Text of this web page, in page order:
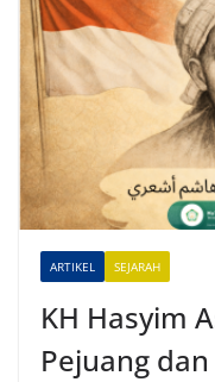
a
t
i
v
ARTIKEL SEJARAH
KH Hasyim
Pejuang